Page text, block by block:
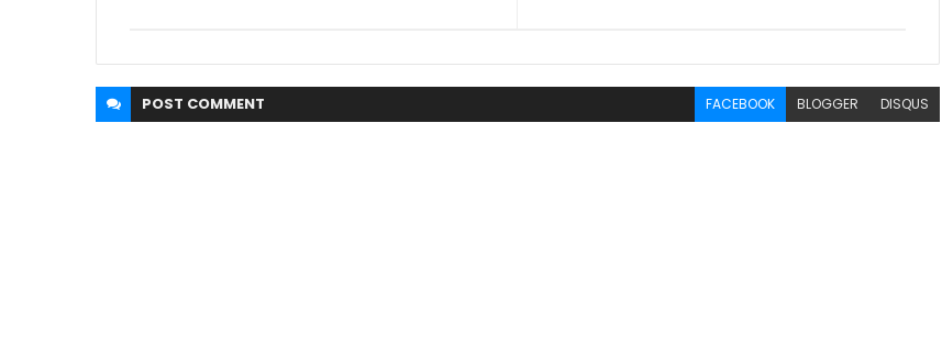
POST COMMENT FACEBOOK BLOGGER DISQUS